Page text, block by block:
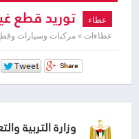
عطاء توريد قطع
عطاءات » مركبات وسيارات وقطع
وزارة التربية